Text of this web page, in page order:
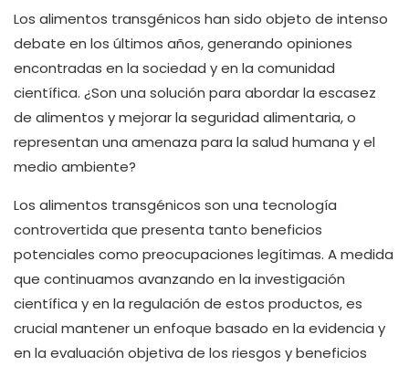
Los alimentos transgénicos han sido objeto de intenso
debate en los últimos años, generando opiniones
encontradas en la sociedad y en la comunidad
científica. ¿Son una solución para abordar la escasez
de alimentos y mejorar la seguridad alimentaria, o
representan una amenaza para la salud humana y el
medio ambiente?
Los alimentos transgénicos son una tecnología
controvertida que presenta tanto beneficios
potenciales como preocupaciones legítimas. A medida
que continuamos avanzando en la investigación
científica y en la regulación de estos productos, es
crucial mantener un enfoque basado en la evidencia y
en la evaluación objetiva de los riesgos y beneficios